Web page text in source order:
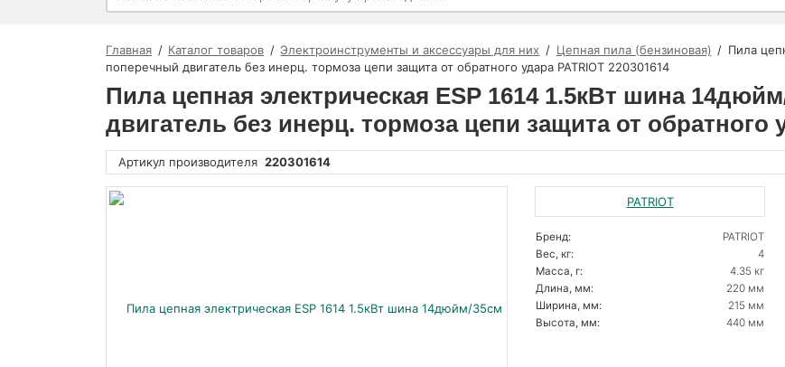
Главная Каталог товаров Электроинструменты и аксессуары для них Цепная пила (бензиновая)
Пила
поперечный двигатель без инерц. тормоза цепи защита от обратного удара PATRIOT 220301614
Пила цепная электрическая ESP 1614 1.5кВт шина
двигатель без инерц. тормоза цепи защита от обратного
Артикул производителя 220301614
PATRIOT
Бренд:
PATRIOT
Вес, кг:
4
Масса, г:
4.35 кг
Длина, мм:
220 мм
Ширина, мм:
215 мм
Высота, мм:
440 мм